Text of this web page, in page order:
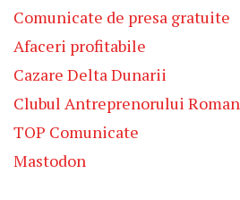
Comunicate de presa gratuite
Afaceri profitabile
Cazare Delta Dunarii
Clubul Antreprenorului Roman
TOP Comunicate
Mastodon